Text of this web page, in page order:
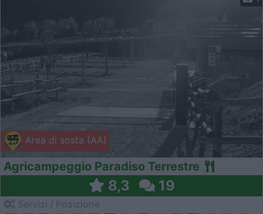
Area di sosta (AA)
Agricampeggio Paradiso Terrestre
8,3 19